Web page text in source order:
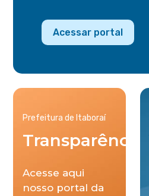
Acessar portal
Prefeitura de Itaboraí
Transparência
Acesse aqui
nosso portal da